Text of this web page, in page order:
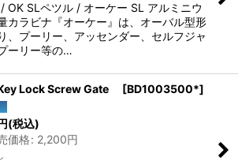
OK SLペツル / オーケー SL アルミニウ
カラビナ『オーケー』は、オーバル型形
、プーリー、アッセンダー、セルフジャ
ーリー等の…
Lock Screw Gate [BD1003500*]
(税込)
価格: 2,200円